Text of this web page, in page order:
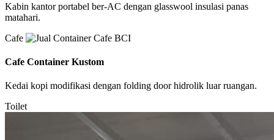
Kabin kantor portabel ber-AC dengan glasswool insulasi panas
matahari.
Cafe
Cafe Container Kustom
Kedai kopi modifikasi dengan folding door hidrolik luar ruangan.
Toilet